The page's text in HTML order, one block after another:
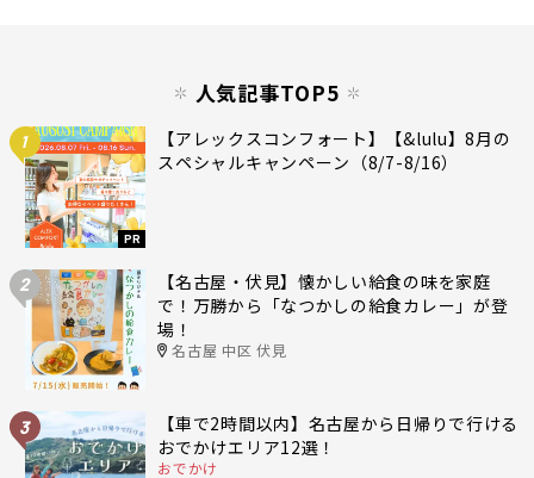
人気記事TOP5
1
PR
【アレックスコンフォート】【&lulu】8月の
スペシャルキャンペーン（8/7-8/16）
2
【名古屋・伏見】懐かしい給食の味を家庭
で！万勝から「なつかしの給食カレー」が登
場！
名古屋 中区 伏見
3
【車で2時間以内】名古屋から日帰りで行ける
おでかけエリア12選！
おでかけ